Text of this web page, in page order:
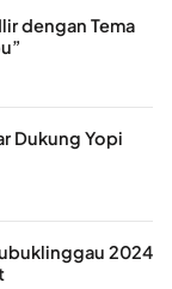
dengan Tema
Dukung Yopi
2024